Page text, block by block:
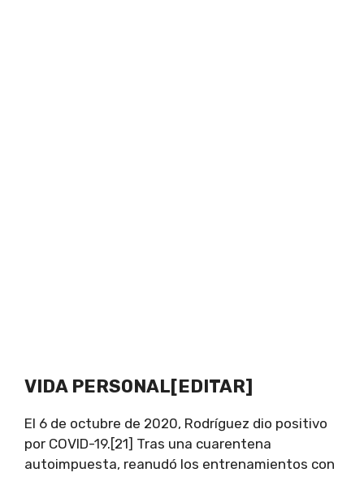
VIDA PERSONAL[EDITAR]
El 6 de octubre de 2020, Rodríguez dio positivo
por COVID-19.[21] Tras una cuarentena
autoimpuesta, reanudó los entrenamientos con